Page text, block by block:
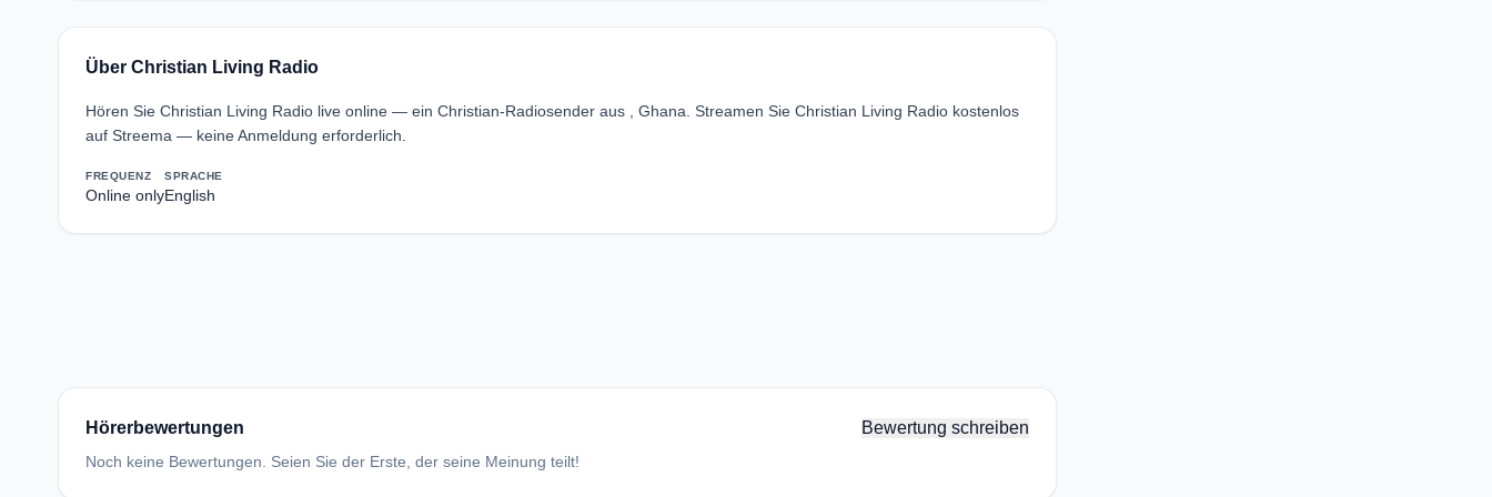
Über Christian Living Radio
Hören Sie Christian Living Radio live online — ein Christian-Radiosender aus , Ghana. Streamen Sie Christian Living Radio kostenlos
auf Streema — keine Anmeldung erforderlich.
FREQUENZ
Online only
SPRACHE
English
Hörerbewertungen Bewertung schreiben
Noch keine Bewertungen. Seien Sie der Erste, der seine Meinung teilt!